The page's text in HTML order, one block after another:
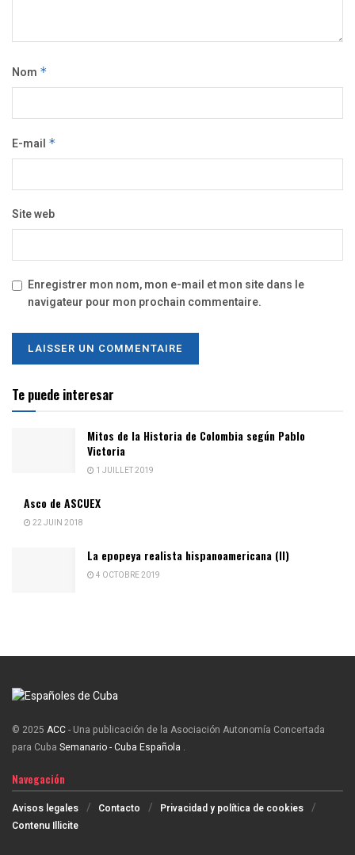
Nom *
E-mail *
Site web
Enregistrer mon nom, mon e-mail et mon site dans le
navigateur pour mon prochain commentaire.
Te puede interesar
Mitos de la Historia de Colombia según Pablo
Victoria
1 JUILLET 2019
Asco de ASCUEX
22 JUIN 2018
La epopeya realista hispanoamericana (II)
4 OCTOBRE 2019
© 2025 ACC- Una publicación de la Asociación Autonomía Concertada
para Cuba Semanario - Cuba Española .
Navegación
Avisos legales Contacto
Privacidad y política de cookies
Contenu Illicite